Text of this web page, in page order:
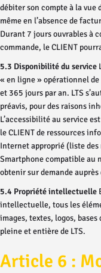
débiter son compte à la vue
même en l’absence de
Durant 7 jours ouvrables à
commande, le CLIENT
5.3 Disponibilité du service
« en ligne » opérationnel
et 365 jours par an. LTS
préavis, pour des raisons
L’accessibilité au service
le CLIENT de ressources
Internet approprié (liste des
Smartphone compatible au
obtenir sur demande
5.4 Propriété intellectuelle
intellectuelle, tous les
images, textes, logos,
pleine et entière de LTS.
Article 6 :